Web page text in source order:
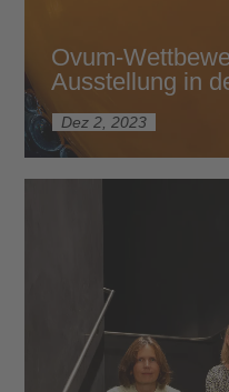
Ovum-
Ausstellung in
Dez 2, 2023